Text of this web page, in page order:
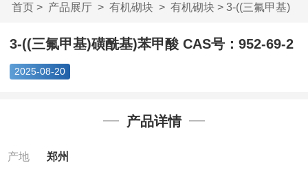
首页> 产品展厅> 有机砌块> 有机砌块> 3-((三氟甲基)
磺酰基)苯甲酸 ...
3-((三氟甲基)磺酰基)苯甲酸 CAS号：952-69-2
2025-08-20
产品详情
产地 郑州